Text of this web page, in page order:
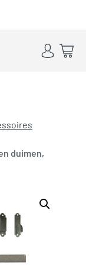
content
Account
duimen,